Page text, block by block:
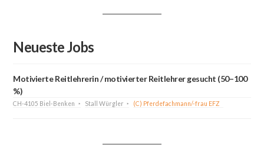
Neueste Jobs
Motivierte Reitlehrerin / motivierter Reitlehrer gesucht (50–100
%)
CH-4105 Biel-Benken Stall Würgler (C) Pferdefachmann/-frau EFZ